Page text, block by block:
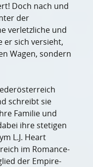
Doch nach und
der
verletzliche und
er sich versieht,
Wagen, sondern
schreibt sie
Familie und
ihre stetigen
L.J. Heart
im Romance-
der Empire-